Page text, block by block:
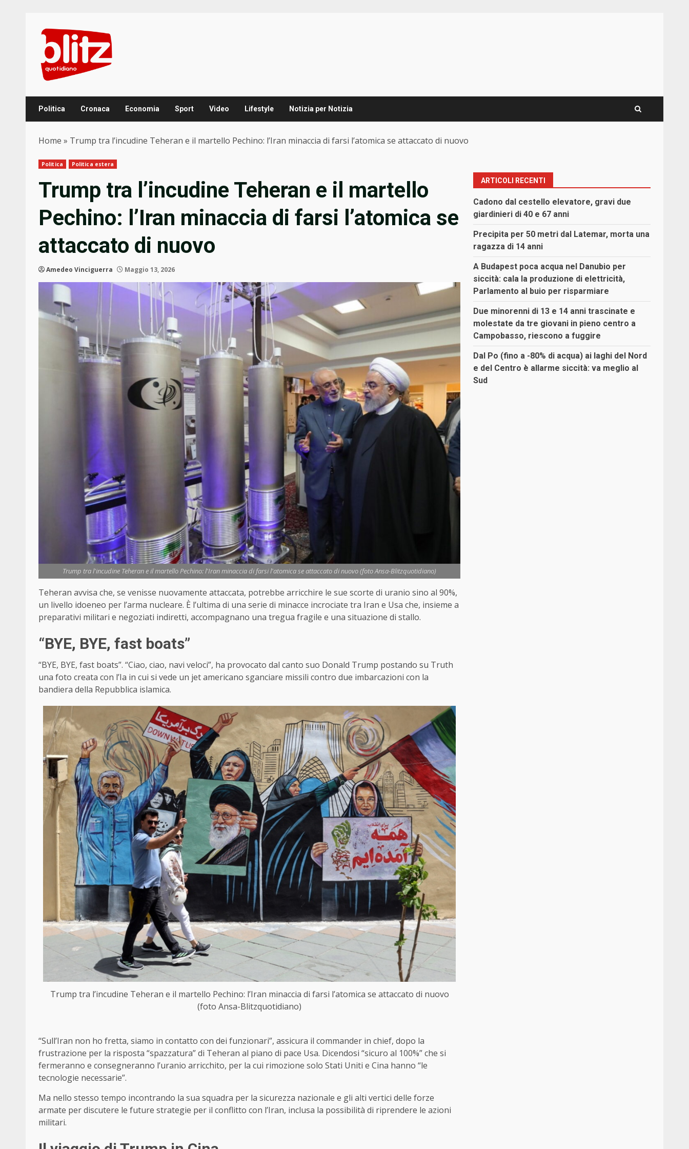
content
Politica Cronaca Economia Sport Video Lifestyle Notizia per Notizia
Home » Trump tra l’incudine Teheran e il martello Pechino: l’Iran minaccia di farsi l’atomica se attaccato di nuovo
Politica Politica estera
Trump tra l’incudine Teheran e il martello
Pechino: l’Iran minaccia di farsi l’atomica se
attaccato di nuovo
Amedeo Vinciguerra Maggio 13, 2026
Trump tra l'incudine Teheran e il martello Pechino: l'Iran minaccia di farsi l'atomica se attaccato di nuovo (foto Ansa-Blitzquotidiano)
Teheran avvisa che, se venisse nuovamente attaccata, potrebbe arricchire le sue scorte di uranio sino al 90%,
un livello idoeneo per l’arma nucleare. È l’ultima di una serie di minacce incrociate tra Iran e Usa che, insieme a
preparativi militari e negoziati indiretti, accompagnano una tregua fragile e una situazione di stallo.
“BYE, BYE, fast boats”
“BYE, BYE, fast boats”. “Ciao, ciao, navi veloci”, ha provocato dal canto suo Donald Trump postando su Truth
una foto creata con l’Ia in cui si vede un jet americano sganciare missili contro due imbarcazioni con la
bandiera della Repubblica islamica.
Trump tra l’incudine Teheran e il martello Pechino: l’Iran minaccia di farsi l’atomica se attaccato di nuovo
(foto Ansa-Blitzquotidiano)
“Sull’Iran non ho fretta, siamo in contatto con dei funzionari”, assicura il commander in chief, dopo la
frustrazione per la risposta “spazzatura” di Teheran al piano di pace Usa. Dicendosi “sicuro al 100%” che si
fermeranno e consegneranno l’uranio arricchito, per la cui rimozione solo Stati Uniti e Cina hanno “le
tecnologie necessarie”.
Ma nello stesso tempo incontrando la sua squadra per la sicurezza nazionale e gli alti vertici delle forze
armate per discutere le future strategie per il conflitto con l’Iran, inclusa la possibilità di riprendere le azioni
militari.
ARTICOLI RECENTI
Cadono dal cestello elevatore, gravi due
giardinieri di 40 e 67 anni
Precipita per 50 metri dal Latemar, morta una
ragazza di 14 anni
A Budapest poca acqua nel Danubio per
siccità: cala la produzione di elettricità,
Parlamento al buio per risparmiare
Due minorenni di 13 e 14 anni trascinate e
molestate da tre giovani in pieno centro a
Campobasso, riescono a fuggire
Dal Po (fino a -80% di acqua) ai laghi del Nord
e del Centro è allarme siccità: va meglio al
Sud